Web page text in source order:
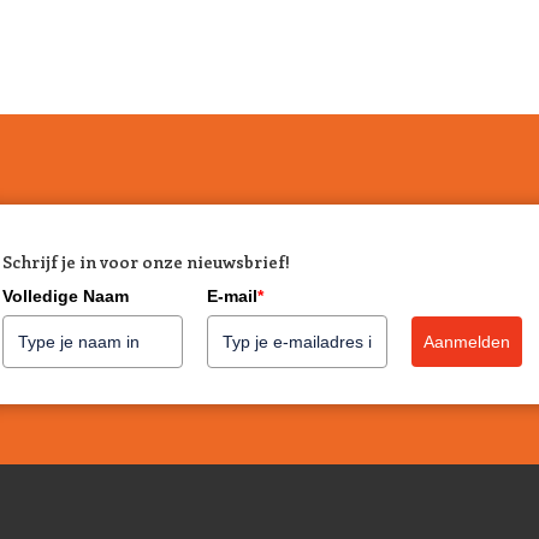
Benebone biedt verschillende
en speciaal geschikt voor puppy
hebben.
Onderhoud tips
De speeltjes van Benebone
kauwgedrag van jouw hond
Schrijf je in voor onze nieuwsbrief!
Volledige Naam E-mail*
Aanmelden